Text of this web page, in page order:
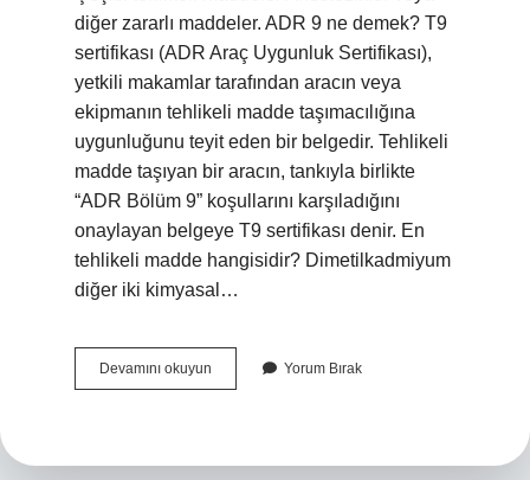
diğer zararlı maddeler. ADR 9 ne demek? T9
sertifikası (ADR Araç Uygunluk Sertifikası),
yetkili makamlar tarafından aracın veya
ekipmanın tehlikeli madde taşımacılığına
uygunluğunu teyit eden bir belgedir. Tehlikeli
madde taşıyan bir aracın, tankıyla birlikte
“ADR Bölüm 9” koşullarını karşıladığını
onaylayan belgeye T9 sertifikası denir. En
tehlikeli madde hangisidir? Dimetilkadmiyum
diğer iki kimyasal…
Devamını okuyun
9
Yorum Bırak